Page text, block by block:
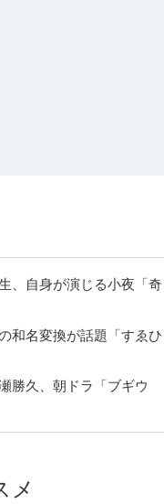
、自身が演じる小夜「奇
和名変換が話題「すゑひ
勝久、朝ドラ「ブギウ
メ